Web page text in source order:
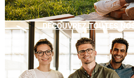
DÉCOUVREZ TOUTES